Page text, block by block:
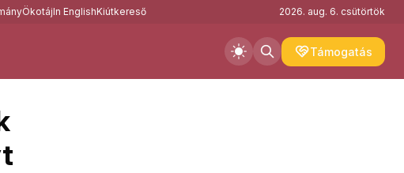
ÖkotájIn EnglishKiútkereső 2026. aug. 6. csütörtök
Támogatás